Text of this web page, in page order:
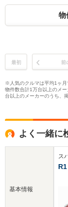
車 衝突被害軽減
物
最初 前
※人気のクルマは平均1ヶ月
物件数合計1万台以上のメ
台以上のメーカーのうち、
よく一緒に
基本情報
ス
R1